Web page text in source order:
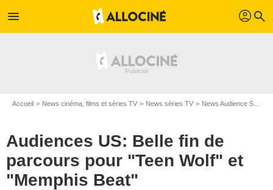
menu profil search
Accueil News cinéma, films et séries TV News séries TV News Audience Séries TV
Audiences US: Belle fin de
parcours pour "Teen Wolf" et
"Memphis Beat"